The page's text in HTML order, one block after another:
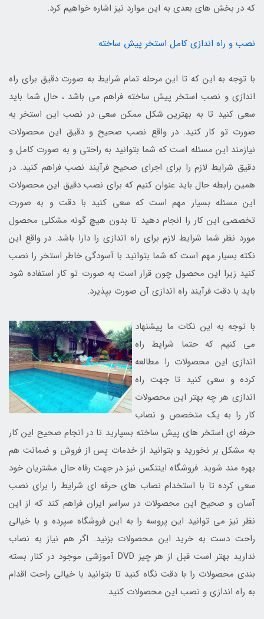
که در بخش های بعدی به این موارد نیز اشاره خواهیم کرد.
نصب و راه اندازی کامل استخر پیش ساخته
با توجه به این که تا این مرحله تمام شرایط به صورت دقیق برای راه
اندازی و نصب استخر پیش ساخته فراهم می باشد ، حال شما باید
سعی کنید تا به بهترین شکل ممکن سعی در نصب این استخر به
صورت تو کار کنید. در واقع نصب صحیح و دقیق این محصولات
نیازمند این مسئله است که شما بتوانید به راحتی و به صورت کامل و
دقیق شرایط لازم را برای اجرای صحیح فرآیند نصب فراهم کنید. در
همین رابطه حال باید عنوان کنیم که برای نصب دقیق این محصولات
این مسئله بسیار مهم است که سعی کنید با دقت و به صورت
تخصصی این کار را انجام دهید تا بدون هیچ گونه مشکلی محصول
مورد نظر شما شرایط لازم برای راه اندازی را دارا باشد. در واقع این
نکته بسیار مهم است که شما بتوانید با آسودگی خاطر استخر را نصب
کنید زیرا این محصول چون قرار است به صورت تو کار استفاده شود
باید با دقت فرآیند راه اندازی آن صورت بپذیرد.
با توجه به این نکات ما پیشنهاد
می کنیم که حتما شرایط راه
اندازی این محصولات را مطالعه
کرده و سعی کنید تا جهت راه
اندازی هر چه بهتر این محصولات
کار را به یک متخصص و نصاب
حرفه ای استخر های پیش ساخته بسپارید تا در انجام صحیح این کار
به مشکل بر نخورید و بتوانید از خدمات پس از فروش و ضمانت هم
بهره مند شوید. فروشگاه اینتکس نیز در جهت رفاه حال مشتریان خود
سعی کرده تا با استخدام نصاب های حرفه ای شرایط را برای نصب
آسان و صحیح این محصولات در سراسر ایران فراهم کند که از این
نظر نیز می توانید این پروسه را به این فروشگاه سپرده و با خیالی
راحت دست به خرید این محصولات بزنید. اگر هم نیاز به نصاب
ندارید بهتر است قبل از هر چیز DVD آموزشی موجود در کنار بسته
بندی محصولات را با دقت نگاه کنید تا بتوانید با خیالی راحت اقدام
به راه اندازی و نصب این محصولات کنید.